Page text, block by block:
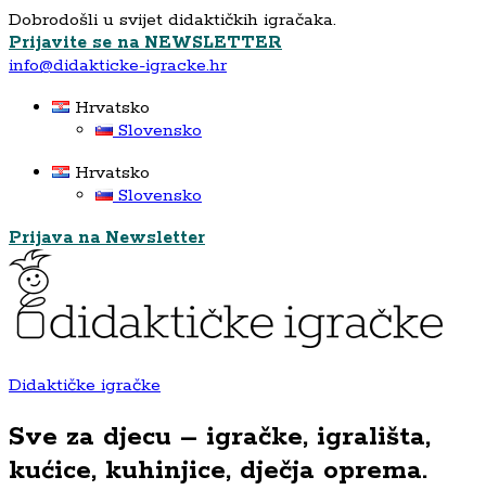
Dobrodošli u svijet didaktičkih igračaka.
Prijavite se na NEWSLETTER
info@didakticke-igracke.hr
Hrvatsko
Slovensko
Hrvatsko
Slovensko
Prijava na Newsletter
Didaktičke igračke
Sve za djecu – igračke, igrališta,
kućice, kuhinjice, dječja oprema.